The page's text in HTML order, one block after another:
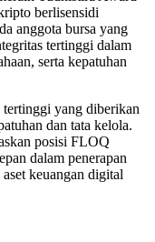
berlisensidi
anggota bursa yang
tertinggi dalam
serta kepatuhan
yang diberikan
dan tata kelola.
posisi FLOQ
dalam penerapan
keuangan digital